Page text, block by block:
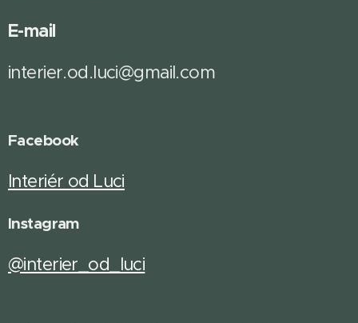
E-mail
interier.od.luci@gmail.com
Facebook
Interiér od Luci
Instagram
@interier_od_luci